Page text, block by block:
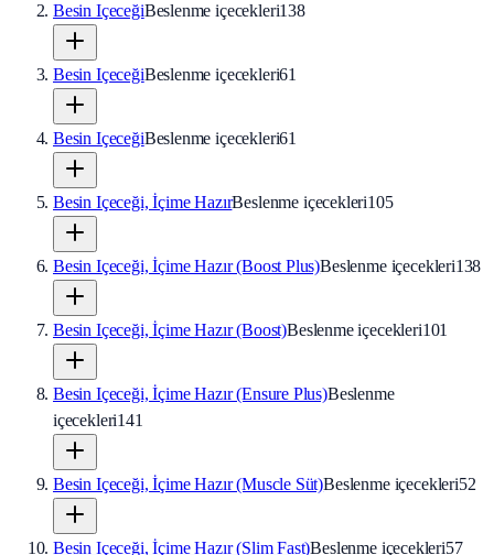
Besin IçeceğiBeslenme içecekleri138
Besin IçeceğiBeslenme içecekleri61
Besin IçeceğiBeslenme içecekleri61
Besin Içeceği, İçime HazırBeslenme içecekleri105
Besin Içeceği, İçime Hazır (Boost Plus)Beslenme içecekleri138
Besin Içeceği, İçime Hazır (Boost)Beslenme içecekleri101
Besin Içeceği, İçime Hazır (Ensure Plus)Beslenme
içecekleri141
Besin Içeceği, İçime Hazır (Muscle Süt)Beslenme içecekleri52
Besin Içeceği, İçime Hazır (Slim Fast)Beslenme içecekleri57